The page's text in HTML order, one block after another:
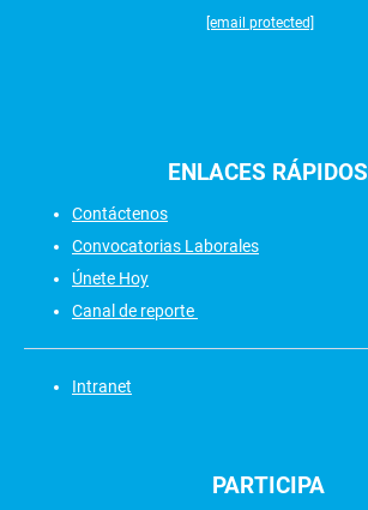
[email protected]
ENLACES RÁPIDOS
Contáctenos
Convocatorias Laborales
Únete Hoy
Canal de reporte
Intranet
PARTICIPA